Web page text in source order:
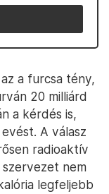
a furcsa tény,
20 milliárd
a kérdés is,
A válasz
radioaktív
nem
legfeljebb